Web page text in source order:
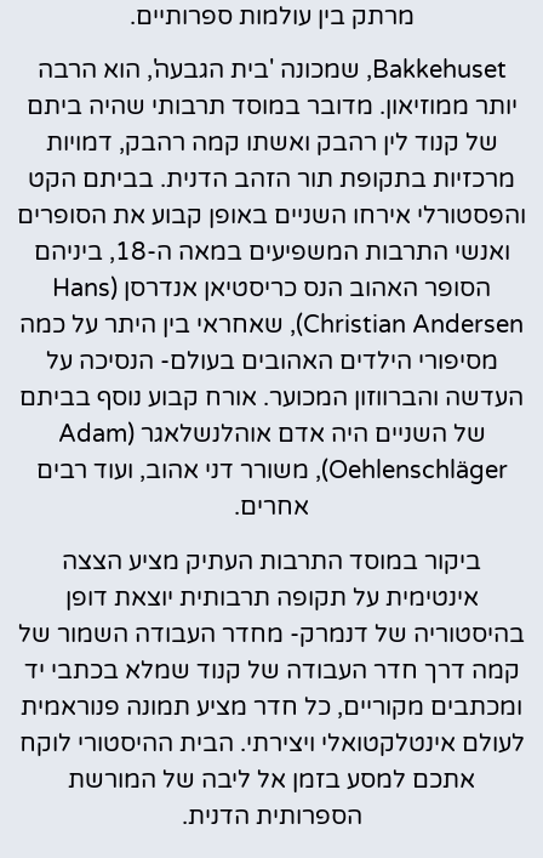
מרתק בין עולמות ספרותיים.
Bakkehuset, שמכונה 'בית הגבעה', הוא הרבה
יותר ממוזיאון. מדובר במוסד תרבותי שהיה ביתם
של קנוד לין רהבק ואשתו קמה רהבק, דמויות
מרכזיות בתקופת תור הזהב הדנית. בביתם הקט
והפסטורלי אירחו השניים באופן קבוע את הסופרים
ואנשי התרבות המשפיעים במאה ה-18, ביניהם
הסופר האהוב הנס כריסטיאן אנדרסן (Hans
Christian Andersen), שאחראי בין היתר על כמה
מסיפורי הילדים האהובים בעולם- הנסיכה על
העדשה והברווזון המכוער. אורח קבוע נוסף בביתם
של השניים היה אדם אוהלנשלאגר (Adam
Oehlenschläger), משורר דני אהוב, ועוד רבים
אחרים.
ביקור במוסד התרבות העתיק מציע הצצה
אינטימית על תקופה תרבותית יוצאת דופן
בהיסטוריה של דנמרק- מחדר העבודה השמור של
קמה דרך חדר העבודה של קנוד שמלא בכתבי יד
ומכתבים מקוריים, כל חדר מציע תמונה פנוראמית
לעולם אינטלקטואלי ויצירתי. הבית ההיסטורי לוקח
אתכם למסע בזמן אל ליבה של המורשת
הספרותית הדנית.